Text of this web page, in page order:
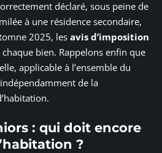
déclaré, sous peine de
à une résidence secondaire,
2025, les avis d’imposition
bien. Rappelons enfin que
applicable à l’ensemble du
de la
: qui doit encore
?